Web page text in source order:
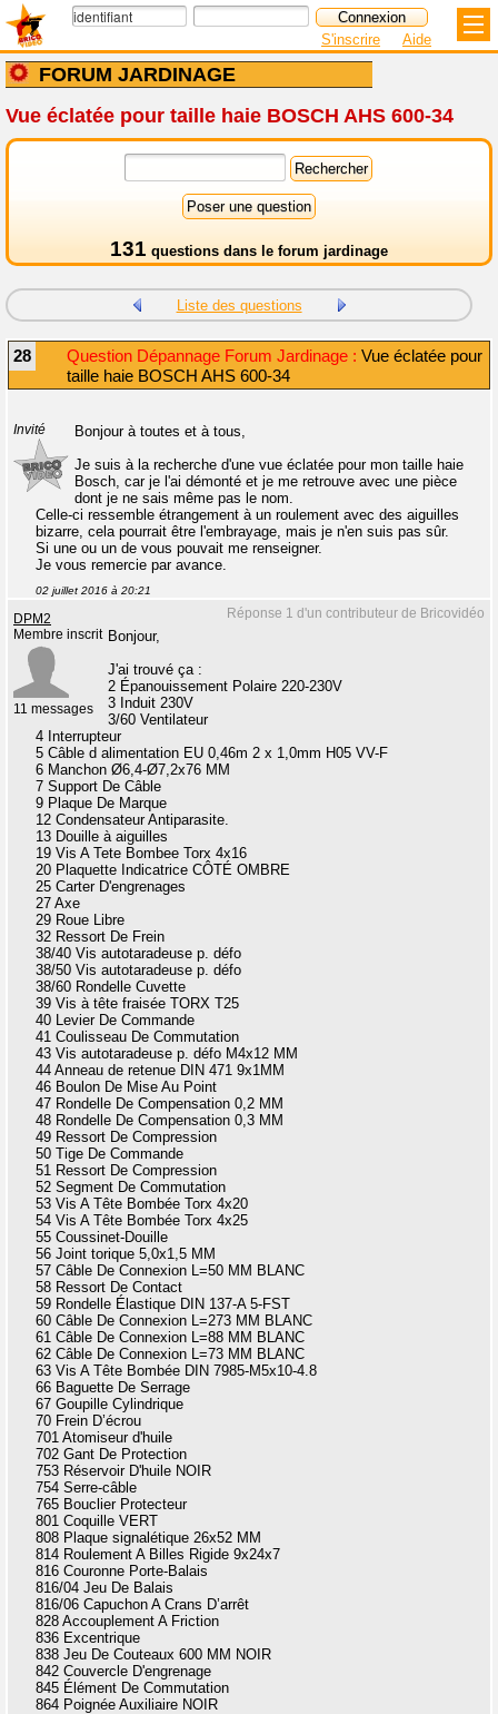
FORUM JARDINAGE
S'inscrire Aide
Vue éclatée pour taille haie BOSCH AHS 600-34
131 questions dans le forum jardinage
Liste des questions
28 Question Dépannage Forum Jardinage : Vue éclatée pour
taille haie BOSCH AHS 600-34
Invité
Bonjour à toutes et à tous,
Je suis à la recherche d'une vue éclatée pour mon taille haie
Bosch, car je l'ai démonté et je me retrouve avec une pièce
dont je ne sais même pas le nom.
Celle-ci ressemble étrangement à un roulement avec des aiguilles
bizarre, cela pourrait être l'embrayage, mais je n'en suis pas sûr.
Si une ou un de vous pouvait me renseigner.
Je vous remercie par avance.
02 juillet 2016 à 20:21
Réponse 1 d'un contributeur de Bricovidéo
DPM2
Membre inscrit
11 messages
Bonjour,
J'ai trouvé ça :
2 Épanouissement Polaire 220-230V
3 Induit 230V
3/60 Ventilateur
4 Interrupteur
5 Câble d alimentation EU 0,46m 2 x 1,0mm H05 VV-F
6 Manchon Ø6,4-Ø7,2x76 MM
7 Support De Câble
9 Plaque De Marque
12 Condensateur Antiparasite.
13 Douille à aiguilles
19 Vis A Tete Bombee Torx 4x16
20 Plaquette Indicatrice CÔTÉ OMBRE
25 Carter D'engrenages
27 Axe
29 Roue Libre
32 Ressort De Frein
38/40 Vis autotaradeuse p. défo
38/50 Vis autotaradeuse p. défo
38/60 Rondelle Cuvette
39 Vis à tête fraisée TORX T25
40 Levier De Commande
41 Coulisseau De Commutation
43 Vis autotaradeuse p. défo M4x12 MM
44 Anneau de retenue DIN 471 9x1MM
46 Boulon De Mise Au Point
47 Rondelle De Compensation 0,2 MM
48 Rondelle De Compensation 0,3 MM
49 Ressort De Compression
50 Tige De Commande
51 Ressort De Compression
52 Segment De Commutation
53 Vis A Tête Bombée Torx 4x20
54 Vis A Tête Bombée Torx 4x25
55 Coussinet-Douille
56 Joint torique 5,0x1,5 MM
57 Câble De Connexion L=50 MM BLANC
58 Ressort De Contact
59 Rondelle Élastique DIN 137-A 5-FST
60 Câble De Connexion L=273 MM BLANC
61 Câble De Connexion L=88 MM BLANC
62 Câble De Connexion L=73 MM BLANC
63 Vis A Tête Bombée DIN 7985-M5x10-4.8
66 Baguette De Serrage
67 Goupille Cylindrique
70 Frein D’écrou
701 Atomiseur d'huile
702 Gant De Protection
753 Réservoir D'huile NOIR
754 Serre-câble
765 Bouclier Protecteur
801 Coquille VERT
808 Plaque signalétique 26x52 MM
814 Roulement A Billes Rigide 9x24x7
816 Couronne Porte-Balais
816/04 Jeu De Balais
816/06 Capuchon A Crans D’arrêt
828 Accouplement A Friction
836 Excentrique
838 Jeu De Couteaux 600 MM NOIR
842 Couvercle D'engrenage
845 Élément De Commutation
864 Poignée Auxiliaire NOIR